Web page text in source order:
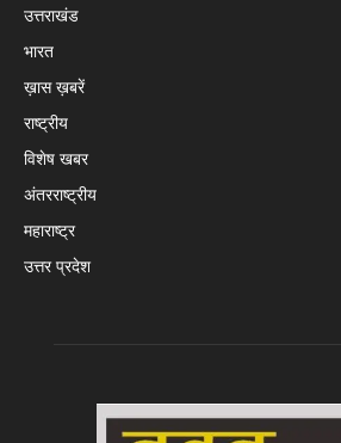
उत्तराखंड
भारत
ख़ास ख़बरें
राष्ट्रीय
विशेष खबर
अंतरराष्ट्रीय
महाराष्ट्र
उत्तर प्रदेश